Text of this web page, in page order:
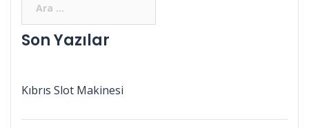
Son Yazılar
Kıbrıs Slot Makinesi